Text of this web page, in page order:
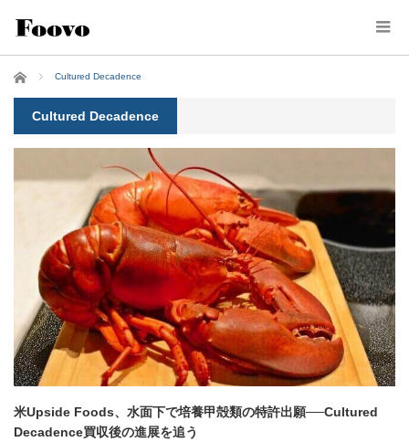
ホーム Cultured Decadence
Cultured Decadence
米Upside Foods、水面下で培養甲殻類の特許出願──Cultured
Decadence買収後の進展を追う